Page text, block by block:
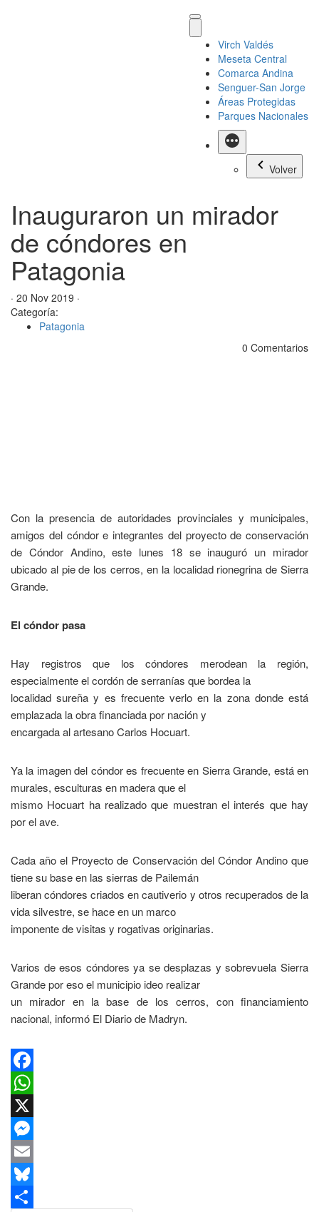
Virch Valdés
Meseta Central
Comarca Andina
Senguer-San Jorge
Áreas Protegidas
Parques Nacionales
Más
Volver
Inauguraron un mirador
de cóndores en
Patagonia
· 20 Nov 2019 ·
Categoría:
Patagonia
0 Comentarios
Con la presencia de autoridades provinciales y municipales,
amigos del cóndor e integrantes del proyecto de conservación
de Cóndor Andino, este lunes 18 se inauguró un mirador
ubicado al pie de los cerros, en la localidad rionegrina de Sierra
Grande.
El cóndor pasa
Hay registros que los cóndores merodean la región,
especialmente el cordón de serranías que bordea la
localidad sureña y es frecuente verlo en la zona donde está
emplazada la obra financiada por nación y
encargada al artesano Carlos Hocuart.
Ya la imagen del cóndor es frecuente en Sierra Grande, está en
murales, esculturas en madera que el
mismo Hocuart ha realizado que muestran el interés que hay
por el ave.
Cada año el Proyecto de Conservación del Cóndor Andino que
tiene su base en las sierras de Pailemán
liberan cóndores criados en cautiverio y otros recuperados de la
vida silvestre, se hace en un marco
imponente de visitas y rogativas originarias.
Varios de esos cóndores ya se desplazas y sobrevuela Sierra
Grande por eso el municipio ideo realizar
un mirador en la base de los cerros, con financiamiento
nacional, informó El Diario de Madryn.
Facebook
WhatsApp
X
Messenger
Email
Bluesky